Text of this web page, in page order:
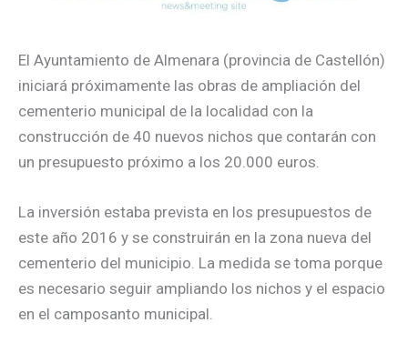
El Ayuntamiento de Almenara (provincia de Castellón)
iniciará próximamente las obras de ampliación del
cementerio municipal de la localidad con la
construcción de 40 nuevos nichos que contarán con
un presupuesto próximo a los 20.000 euros.
La inversión estaba prevista en los presupuestos de
este año 2016 y se construirán en la zona nueva del
cementerio del municipio. La medida se toma porque
es necesario seguir ampliando los nichos y el espacio
en el camposanto municipal.